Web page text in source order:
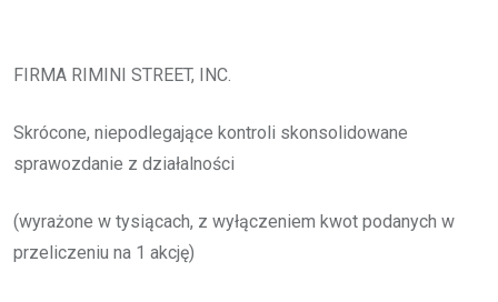
FIRMA RIMINI STREET, INC.
Skrócone, niepodlegające kontroli skonsolidowane
sprawozdanie z działalności
(wyrażone w tysiącach, z wyłączeniem kwot podanych w
przeliczeniu na 1 akcję)